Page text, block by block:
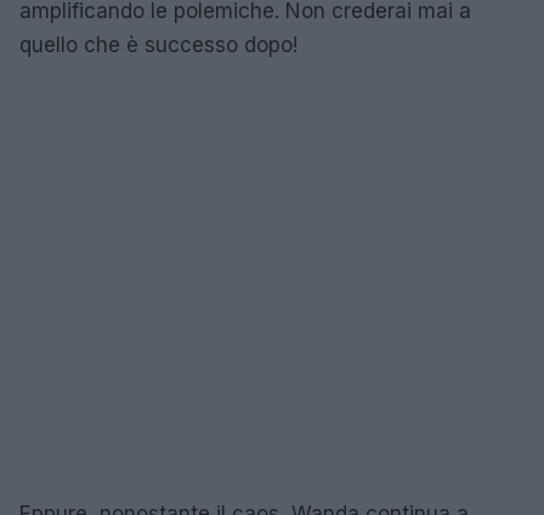
amplificando le polemiche. Non crederai mai a
quello che è successo dopo!